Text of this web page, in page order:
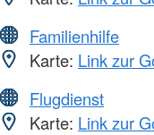
Familienhilfe
Karte: Link zur
Flugdienst
Karte: Link zur